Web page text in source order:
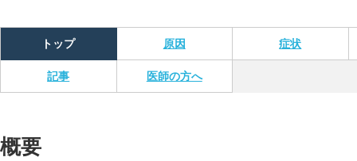
トップ 原因 症状
記事 医師の方へ
概要